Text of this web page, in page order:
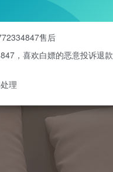
售后
，喜欢白嫖的恶意投诉退款
理